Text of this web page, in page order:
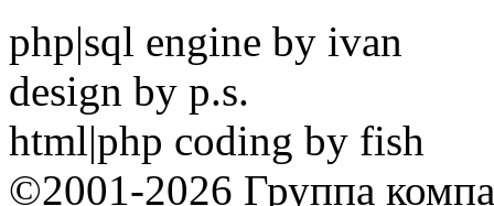
php|sql engine by ivan
design by p.s.
html|php coding by fish
©2001-2026 Группа